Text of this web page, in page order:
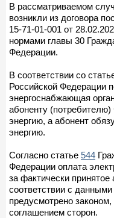
В рассматриваемом
возникли из договора
15-71-01-001 от
нормами главы 30
Федерации.
В соответствии со
Российской Федерации
энергоснабжающая
абоненту
энергию, а абонент
энергию.
Согласно статье 544
Федерации оплата
за фактически принятое
соответствии с
предусмотрено
соглашением сторон.